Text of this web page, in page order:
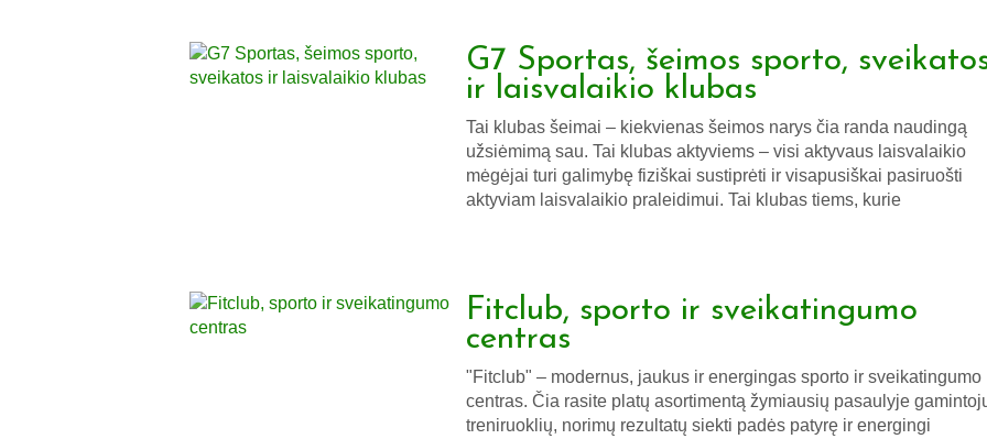
G7 Sportas, šeimos sporto,
ir laisvalaikio klubas
Tai klubas šeimai – kiekvienas šeimos narys čia randa naudingą
užsiėmimą sau. Tai klubas aktyviems – visi aktyvaus laisvalaikio
mėgėjai turi galimybę fiziškai sustiprėti ir visapusiškai pasiruošti
aktyviam laisvalaikio praleidimui. Tai klubas tiems, kurie
Fitclub, sporto ir sveikatingumo
centras
"Fitclub" – modernus, jaukus ir energingas sporto ir sveikatingumo
centras. Čia rasite platų asortimentą žymiausių pasaulyje
treniruoklių, norimų rezultatų siekti padės patyrę ir energingi